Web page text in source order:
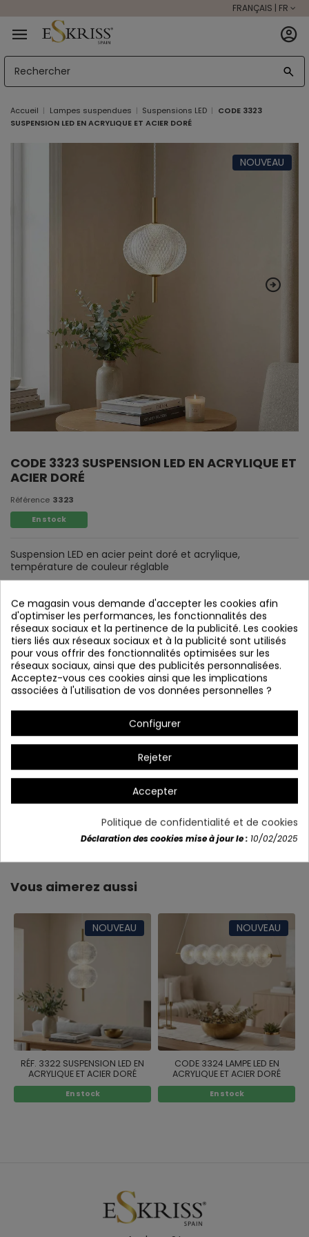
FRANÇAIS | FR
Accueil Lampes suspendues Suspensions LED
CODE 3323
SUSPENSION LED EN ACRYLIQUE ET ACIER DORÉ
NOUVEAU
CODE 3323 SUSPENSION LED EN ACRYLIQUE ET
ACIER DORÉ
Référence 3323
En stock
Suspension LED en acier peint doré et acrylique,
température de couleur réglable
Détails du produit
Vous aimerez aussi
NOUVEAU
RÉF. 3322 SUSPENSION LED EN
ACRYLIQUE ET ACIER DORÉ
En stock
NOUVEAU
CODE 3324 LAMPE LED EN
ACRYLIQUE ET ACIER DORÉ
En stock
Ce magasin vous demande d'accepter les cookies afin
d'optimiser les performances, les fonctionnalités des
réseaux sociaux et la pertinence de la publicité. Les cookies
tiers liés aux réseaux sociaux et à la publicité sont utilisés
pour vous offrir des fonctionnalités optimisées sur les
réseaux sociaux, ainsi que des publicités personnalisées.
Acceptez-vous ces cookies ainsi que les implications
associées à l'utilisation de vos données personnelles ?
Configurer
Rejeter
Accepter
Politique de confidentialité et de cookies
Déclaration des cookies mise à jour le : 10/02/2025